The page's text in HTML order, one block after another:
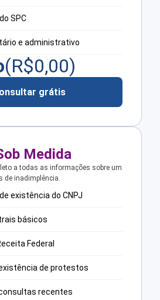
SPC
e administrativo
(R$0,00)
grátis
Medida
a todas as informações sobre um
de inadimplência.
existência do CNPJ
básicos
Federal
de protestos
recentes